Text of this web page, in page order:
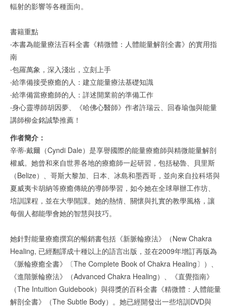
輻射的影響等各種面向。
書籍重點
‧本書為能量療法百科全書《精微體：人體能量解剖全書》的實用指
南
‧包羅萬象，深入淺出，立刻上手
‧給準備接受療癒的人：建立能量療法基礎知識
‧給準備當療癒師的人：詳述開業前的準備工作
‧身心靈導師胡因夢、《哈佛心醫師》作者許瑞云、回春瑜伽與能量
講師柳金銘誠摯推薦！
作者簡介：
辛蒂‧戴爾（Cyndi Dale）是享譽國際的能量療癒師與精微能量解剖
權威。她曾和來自世界各地的療癒師一起研習，包括秘魯、貝里斯
（Belize）、哥斯大黎加、日本、冰島和墨西哥，並向來自拉科塔與
夏威夷卡胡納等療癒傳統的導師學習，如今她在全球舉辦工作坊、
培訓課程，並在大學開課。她的熱情、關懷與扎實的教學風格，讓
每個人都能學會她的智慧與技巧。
她針對能量療癒撰寫的暢銷書包括《新脈輪療法》（New Chakra
Healing, 已經翻譯成十種以上的語言出版，並在2009年增訂再版為
《脈輪療癒全書》〔The Complete Book of Chakra Healing〕）、
《進階脈輪療法》（Advanced Chakra Healing）、《直覺指南》
（The Intuition Guidebook）與得獎的百科全書《精微體：人體能量
解剖全書》（The Subtle Body）。她已經開發出一些培訓DVD與